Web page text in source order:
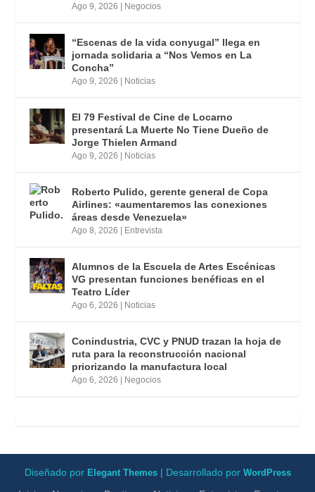
Ago 9, 2026 Negocios
“Escenas de la vida conyugal” llega en
jornada solidaria a “Nos Vemos en La
Concha”
Ago 9, 2026 Noticias
El 79 Festival de Cine de Locarno
presentará La Muerte No Tiene Dueño de
Jorge Thielen Armand
Ago 9, 2026 Noticias
Roberto Pulido, gerente general de Copa
Airlines: «aumentaremos las conexiones
áreas desde Venezuela»
Ago 8, 2026 Entrevista
Alumnos de la Escuela de Artes Escénicas
VG presentan funciones benéficas en el
Teatro Líder
Ago 6, 2026 Noticias
Conindustria, CVC y PNUD trazan la hoja de
ruta para la reconstrucción nacional
priorizando la manufactura local
Ago 6, 2026 Negocios
Diseñado por Elegant Themes| Desarrollado por WordPress